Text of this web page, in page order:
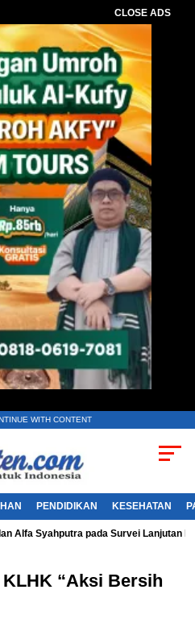
CLOSE ADS
WITH CONTENT
PENDIDIKAN KESEHATAN
Alfa Syahputra pada Survei Lanjutan
“Aksi Bersih